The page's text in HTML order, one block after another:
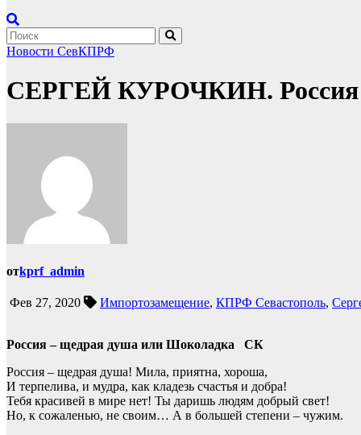
Новости СевКПРФ
СЕРГЕЙ КУРОЧКИН. Россия
отkprf_admin
Фев 27, 2020 Импортозамещение, КПРФ Севастополь,
Россия – щедрая душа или Шоколадка СК
Россия – щедрая душа! Мила, приятна, хороша,
И терпелива, и мудра, как кладезь счастья и добра!
Тебя красивей в мире нет! Ты даришь людям добрый свет!
Но, к сожаленью, не своим… А в большей степени – чужим.